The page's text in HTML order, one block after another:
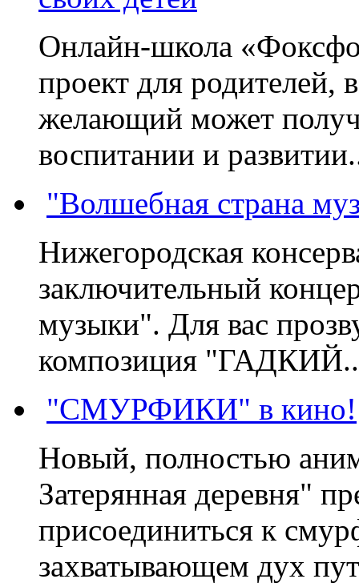
Онлайн-школа
проект для родителей,
желающий может
воспитании и
"Волшебная страна
Нижегородская
заключительный
музыки". Для вас
композиция
"СМУРФИКИ" в кино!
Новый, полностью
Затерянная деревня"
присоединиться к
захватывающем дух